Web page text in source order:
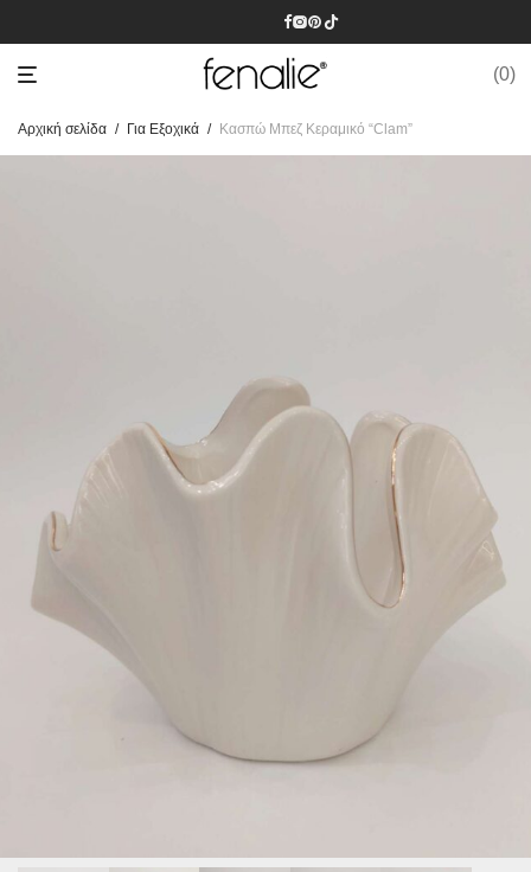
0
Αρχική σελίδα / Για Εξοχικά / Κασπώ Μπεζ Κεραμικό “Clam”